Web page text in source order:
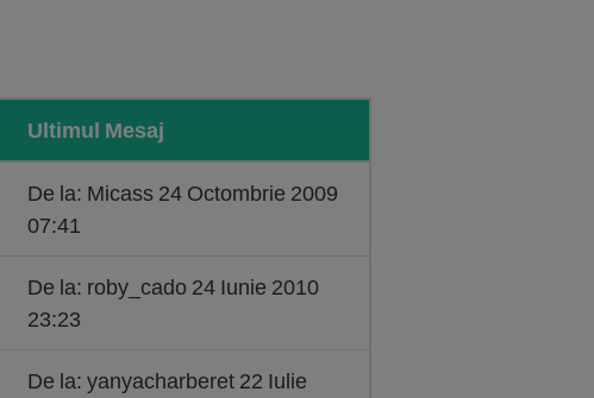
Ultimul Mesaj
De la: Micass 24 Octombrie 2009
07:41
De la: roby_cado 24 Iunie 2010
23:23
De la: yanyacharberet 22 Iulie